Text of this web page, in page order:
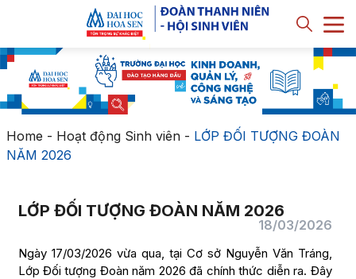
Home - Hoạt động Sinh viên- LỚP ĐỐI TƯỢNG ĐOÀN
NĂM 2026
LỚP ĐỐI TƯỢNG ĐOÀN NĂM 2026
18/03/2026
Ngày 17/03/2026 vừa qua, tại Cơ sở Nguyễn Văn Tráng,
Lớp Đối tượng Đoàn năm 2026 đã chính thức diễn ra. Đây